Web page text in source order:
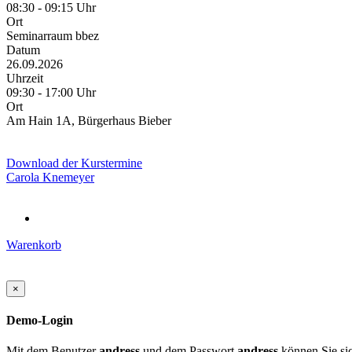
08:30 - 09:15 Uhr
Ort
Seminarraum bbez
Datum
26.09.2026
Uhrzeit
09:30 - 17:00 Uhr
Ort
Am Hain 1A, Bürgerhaus Bieber
Download der Kurstermine
Carola Knemeyer
Warenkorb
×
Demo-Login